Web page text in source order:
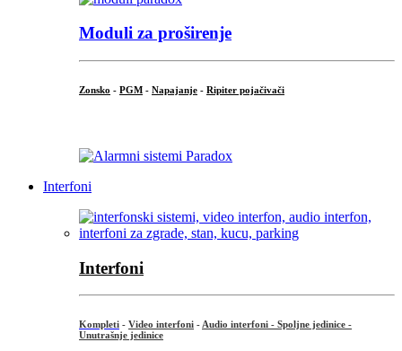
Moduli za proširenje
Zonsko - PGM - Napajanje - Ripiter pojačivači
Interfoni
Interfoni
Kompleti - Video interfoni - Audio interfoni - Spoljne jedinice -
Unutrašnje jedinice